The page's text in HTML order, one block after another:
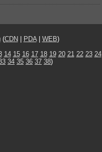
(CDN| PDA| WEB)
14 15 16 17 18 19 20 21 22 23 24
34 35 36 37 38)